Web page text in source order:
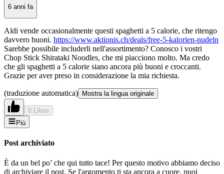
6 anni fa
Aldi vende occasionalmente questi spaghetti a 5 calorie, che ritengo
davvero buoni. https://www.aktionis.ch/deals/free-5-kalorien-nudeln
Sarebbe possibile includerli nell'assortimento? Conosco i vostri
Chop Stick Shirataki Noodles, che mi piacciono molto. Ma credo
che gli spaghetti a 5 calorie siano ancora più buoni e croccanti.
Grazie per aver preso in considerazione la mia richiesta.
(traduzione automatica) Mostra la lingua originale
0 Likes
Più
Post archiviato
È da un bel po’ che qui tutto tace! Per questo motivo abbiamo deciso
di archiviare il post. Se l'argomento ti sta ancora a cuore, puoi